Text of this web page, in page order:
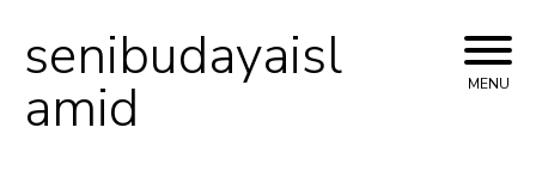
Skip
to
senibudayaisl
amid MENU